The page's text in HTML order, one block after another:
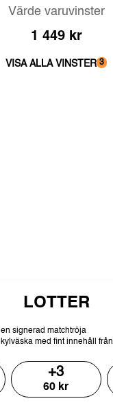
Värde varuvinster
1 449kr
VISA ALLA VINSTER 3
LOTTER
en signerad matchtröja
kylväska med fint innehåll från
+3
60 kr